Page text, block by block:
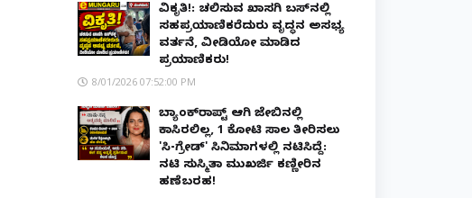
ವಿಕೃತಿ!: ಚಲಿಸುವ ಖಾಸಗಿ ಬಸ್‌ನಲ್ಲಿ
ಸಹಪ್ರಯಾಣಿಕರೆದುರು ವೃದ್ಧನ ಅಸಭ್ಯ
ವರ್ತನೆ, ವೀಡಿಯೋ ಮಾಡಿದ
ಪ್ರಯಾಣಿಕರು!
8/01/2026 07:52:00 PM
ಬ್ಯಾಂಕ್‌ರಾಪ್ಟ್‌ ಆಗಿ ಜೇಬಿನಲ್ಲಿ
ಕಾಸಿರಲಿಲ್ಲ, ₹1 ಕೋಟಿ ಸಾಲ ತೀರಿಸಲು
'ಸಿ-ಗ್ರೇಡ್' ಸಿನಿಮಾಗಳಲ್ಲಿ ನಟಿಸಿದ್ದೆ:
ನಟಿ ಸುಸ್ಮಿತಾ ಮುಖರ್ಜಿ ಕಣ್ಣೀರಿನ
ಹಣೆಬರಹ!